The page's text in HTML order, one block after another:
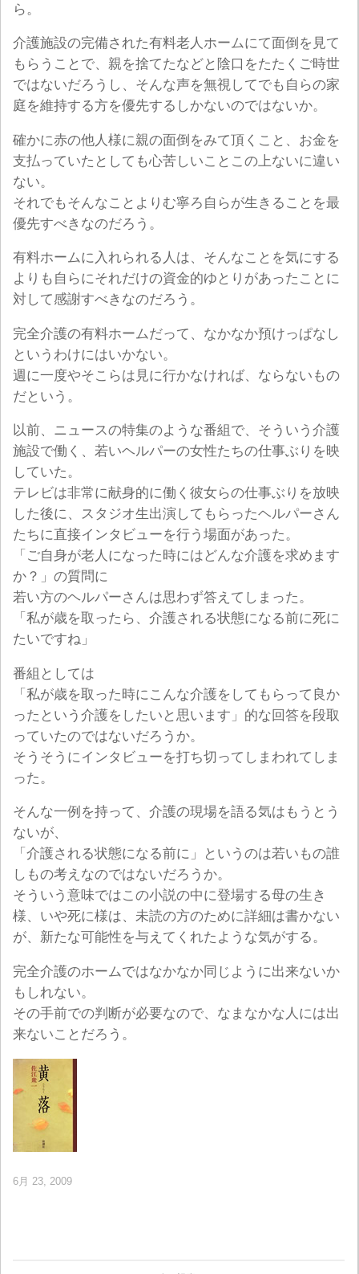
ら。
介護施設の完備された有料老人ホームにて面倒を見て
もらうことで、親を捨てたなどと陰口をたたくご時世
ではないだろうし、そんな声を無視してでも自らの家
庭を維持する方を優先するしかないのではないか。
確かに赤の他人様に親の面倒をみて頂くこと、お金を
支払っていたとしても心苦しいことこの上ないに違い
ない。
それでもそんなことよりむ寧ろ自らが生きることを最
優先すべきなのだろう。
有料ホームに入れられる人は、そんなことを気にする
よりも自らにそれだけの資金的ゆとりがあったことに
対して感謝すべきなのだろう。
完全介護の有料ホームだって、なかなか預けっぱなし
というわけにはいかない。
週に一度やそこらは見に行かなければ、ならないもの
だという。
以前、ニュースの特集のような番組で、そういう介護
施設で働く、若いヘルパーの女性たちの仕事ぶりを映
していた。
テレビは非常に献身的に働く彼女らの仕事ぶりを放映
した後に、スタジオ生出演してもらったヘルパーさん
たちに直接インタビューを行う場面があった。
「ご自身が老人になった時にはどんな介護を求めます
か？」の質問に
若い方のヘルパーさんは思わず答えてしまった。
「私が歳を取ったら、介護される状態になる前に死に
たいですね」
番組としては
「私が歳を取った時にこんな介護をしてもらって良か
ったという介護をしたいと思います」的な回答を段取
っていたのではないだろうか。
そうそうにインタビューを打ち切ってしまわれてしま
った。
そんな一例を持って、介護の現場を語る気はもうとう
ないが、
「介護される状態になる前に」というのは若いもの誰
しもの考えなのではないだろうか。
そういう意味ではこの小説の中に登場する母の生き
様、いや死に様は、未読の方のために詳細は書かない
が、新たな可能性を与えてくれたような気がする。
完全介護のホームではなかなか同じように出来ないか
もしれない。
その手前での判断が必要なので、なまなかな人には出
来ないことだろう。
6月 23, 2009